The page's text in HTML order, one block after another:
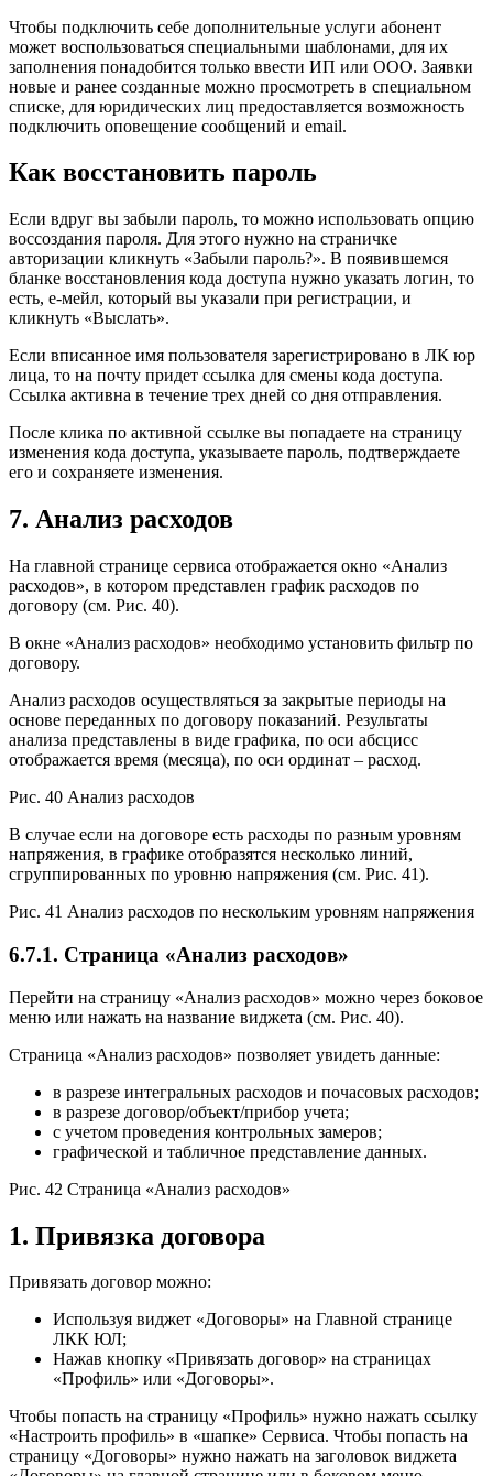
Чтобы подключить себе дополнительные услуги абонент
может воспользоваться специальными шаблонами, для их
заполнения понадобится только ввести ИП или ООО. Заявки
новые и ранее созданные можно просмотреть в специальном
списке, для юридических лиц предоставляется возможность
подключить оповещение сообщений и email.
Как восстановить пароль
Если вдруг вы забыли пароль, то можно использовать опцию
воссоздания пароля. Для этого нужно на страничке
авторизации кликнуть «Забыли пароль?». В появившемся
бланке восстановления кода доступа нужно указать логин, то
есть, е-мейл, который вы указали при регистрации, и
кликнуть «Выслать».
Если вписанное имя пользователя зарегистрировано в ЛК юр
лица, то на почту придет ссылка для смены кода доступа.
Ссылка активна в течение трех дней со дня отправления.
После клика по активной ссылке вы попадаете на страницу
изменения кода доступа, указываете пароль, подтверждаете
его и сохраняете изменения.
7. Анализ расходов
На главной странице сервиса отображается окно «Анализ
расходов», в котором представлен график расходов по
договору (см. Рис. 40).
В окне «Анализ расходов» необходимо установить фильтр по
договору.
Анализ расходов осуществляться за закрытые периоды на
основе переданных по договору показаний. Результаты
анализа представлены в виде графика, по оси абсцисс
отображается время (месяца), по оси ординат – расход.
Рис. 40 Анализ расходов
В случае если на договоре есть расходы по разным уровням
напряжения, в графике отобразятся несколько линий,
сгруппированных по уровню напряжения (см. Рис. 41).
Рис. 41 Анализ расходов по нескольким уровням напряжения
6.7.1. Страница «Анализ расходов»
Перейти на страницу «Анализ расходов» можно через боковое
меню или нажать на название виджета (см. Рис. 40).
Страница «Анализ расходов» позволяет увидеть данные:
в разрезе интегральных расходов и почасовых расходов;
в разрезе договор/объект/прибор учета;
с учетом проведения контрольных замеров;
графической и табличное представление данных.
Рис. 42 Страница «Анализ расходов»
1. Привязка договора
Привязать договор можно:
Используя виджет «Договоры» на Главной странице
ЛКК ЮЛ;
Нажав кнопку «Привязать договор» на страницах
«Профиль» или «Договоры».
Чтобы попасть на страницу «Профиль» нужно нажать ссылку
«Настроить профиль» в «шапке» Сервиса. Чтобы попасть на
страницу «Договоры» нужно нажать на заголовок виджета